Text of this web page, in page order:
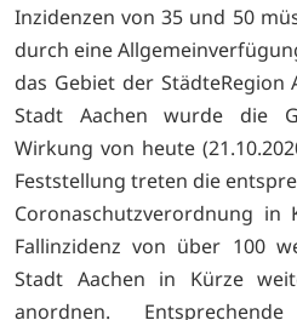
Inzidenzen von 35 und 50
durch eine
das Gebiet der StädteRegion
Stadt Aachen wurde die
Wirkung von heute
Feststellung treten die
Coronaschutzverordnung in
Fallinzidenz von über 100
Stadt Aachen in Kürze
anordnen. Entsprechende